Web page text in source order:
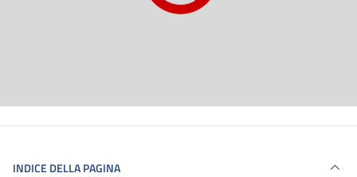
INDICE DELLA PAGINA